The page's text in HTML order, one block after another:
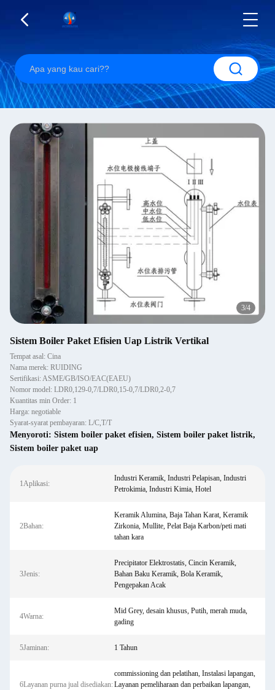
3/4
Sistem Boiler Paket Efisien Uap Listrik Vertikal
Tempat asal: Cina
Nama merek: RUIDING
Sertifikasi: ASME/GB/ISO/EAC(EAEU)
Nomor model: LDR0,129-0,7/LDR0,15-0,7/LDR0,2-0,7
Kuantitas min Order: 1
Harga: negotiable
Syarat-syarat pembayaran: L/C,T/T
Menyoroti: Sistem boiler paket efisien, Sistem boiler paket listrik,
Sistem boiler paket uap
1Aplikasi:
Industri Keramik, Industri Pelapisan, Industri
Petrokimia, Industri Kimia, Hotel
2Bahan:
Keramik Alumina, Baja Tahan Karat, Keramik
Zirkonia, Mullite, Pelat Baja Karbon/peti mati
tahan kara
3Jenis:
Precipitator Elektrostatis, Cincin Keramik,
Bahan Baku Keramik, Bola Keramik,
Pengepakan Acak
4Warna:
Mid Grey, desain khusus, Putih, merah muda,
gading
5Jaminan: 1 Tahun
6Layanan purna jual disediakan:
commissioning dan pelatihan, Instalasi lapangan,
Layanan pemeliharaan dan perbaikan lapangan,